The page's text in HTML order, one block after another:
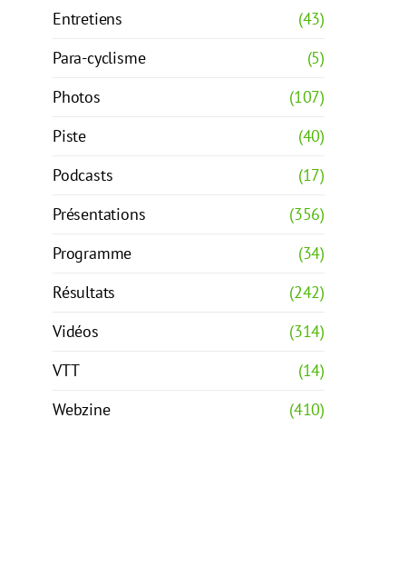
Entretiens
(43)
Para-cyclisme
(5)
Photos
(107)
Piste
(40)
Podcasts
(17)
Présentations
(356)
Programme
(34)
Résultats
(242)
Vidéos
(314)
VTT
(14)
Webzine
(410)